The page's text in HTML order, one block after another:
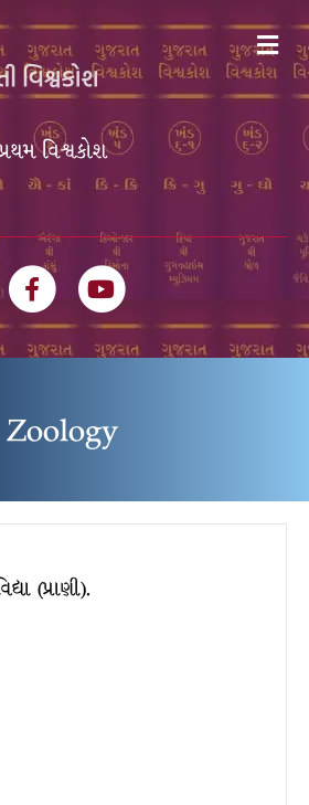
વિશ્વકોશ
FacebookYoutube
Zoology
(પ્રાણી).